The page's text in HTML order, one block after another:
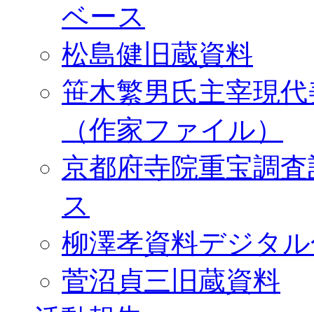
ベース
松島健旧蔵資料
笹木繁男氏主宰現
（作家ファイル）
京都府寺院重宝調
ス
柳澤孝資料デジタ
菅沼貞三旧蔵資料